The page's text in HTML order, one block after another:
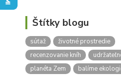
Štítky blogu
súťaž
životné prostredie
recenzovanie kníh
planéta Zem
balíme